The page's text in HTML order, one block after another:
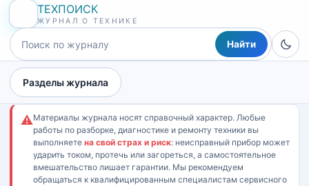
ТЕХПОИСК
ЖУРНАЛ О ТЕХНИКЕ
Найти
Разделы журнала
⚠Материалы журнала носят справочный характер. Любые
работы по разборке, диагностике и ремонту техники вы
выполняете на свой страх и риск: неисправный прибор может
ударить током, протечь или загореться, а самостоятельное
вмешательство лишает гарантии. Мы рекомендуем
обращаться к квалифицированным специалистам сервисного